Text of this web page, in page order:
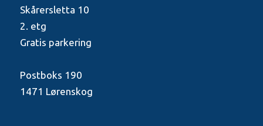
Skårersletta 10
2. etg
Gratis parkering
Postboks 190
1471 Lørenskog